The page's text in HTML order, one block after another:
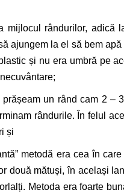
mijlocul rândurilor,
ajungem la el să bem
și nu era umbră pe
un rând cam 2 –
rândurile. În felul
și
metodă era cea în
două mătuși, în același
Metoda era foarte